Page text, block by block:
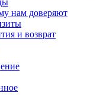
нам доверяют
и возврат